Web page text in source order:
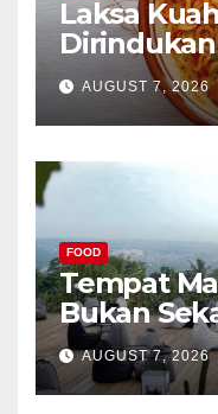
Laksa
Dirindukan
AUGUST 7, 2026
FOOD
Tempat
Bukan
AUGUST 7, 2026